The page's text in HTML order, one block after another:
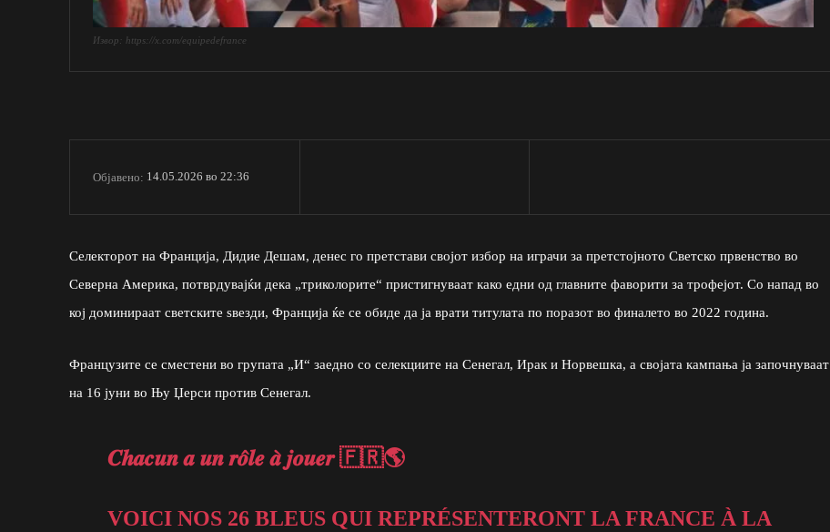
Извор: https://x.com/equipedefrance
Објавено: 14.05.2026 во 22:36
Селекторот на Франција, Дидие Дешам, денес го претстави својот избор на играчи за претстојното Светско првенство во
Северна Америка, потврдувајќи дека „триколорите“ пристигнуваат како едни од главните фаворити за трофејот. Со напад во
кој доминираат светските ѕвезди, Франција ќе се обиде да ја врати титулата по поразот во финалето во 2022 година.
Французите се сместени во групата „И“ заедно со селекциите на Сенегал, Ирак и Норвешка, а својата кампања ја започнуваат
на 16 јуни во Њу Џерси против Сенегал.
𝑪𝒉𝒂𝒄𝒖𝒏 𝒂 𝒖𝒏 𝒓𝒐̂𝒍𝒆 𝒂̀ 𝒋𝒐𝒖𝒆𝒓 🇫🇷🌎
VOICI NOS 26 BLEUS QUI REPRÉSENTERONT LA FRANCE À LA